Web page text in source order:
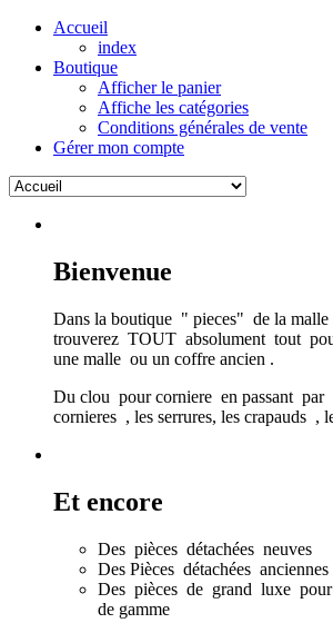
Accueil
index
Boutique
Afficher le panier
Affiche les catégories
Conditions générales de vente
Gérer mon compte
Bienvenue
Dans la boutique " pieces" de la
trouverez TOUT absolument tout
une malle ou un coffre ancien .
Du clou pour corniere en passant
cornieres , les serrures, les crapauds ,
Et encore
Des pièces détachées neuves
Des Pièces détachées anciennes
Des pièces de grand luxe
de gamme